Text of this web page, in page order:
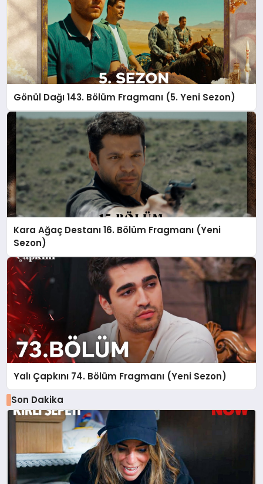
Gönül Dağı 143. Bölüm Fragmanı (5. Yeni Sezon)
Kara Ağaç Destanı 16. Bölüm Fragmanı (Yeni
Sezon)
Yalı Çapkını 74. Bölüm Fragmanı (Yeni Sezon)
Son Dakika